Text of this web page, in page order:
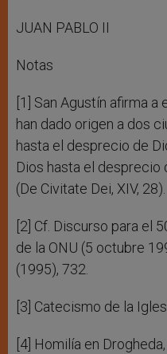
JUAN PABLO II
Notas
[1] San Agustín afirma
han dado origen a dos
hasta el desprecio de
Dios hasta el desprecio
(De Civitate Dei, XIV, 28).
[2] Cf. Discurso para el
de la ONU (5 octubre
(1995), 732.
[3] Catecismo de la
[4] Homilía en